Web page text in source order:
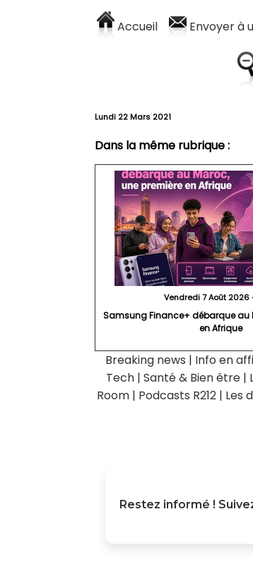
Accueil Envoyer à
Lundi 22 Mars 2021
Dans la même rubrique :
Vendredi 7 Août 2026
Samsung Finance+ débarque au
en Afrique
Breaking news | Info en
Tech | Santé & Bien être |
Room | Podcasts R212 | Les
Restez informé !